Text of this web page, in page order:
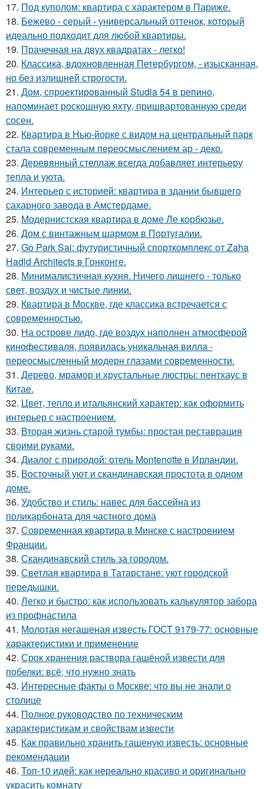
17. Под куполом: квартира с характером в Париже.
18. Бежево - серый - универсальный оттенок, который
идеально подходит для любой квартиры.
19. Прачечная на двух квадратах - легко!
20. Классика, вдохновленная Петербургом, - изысканная,
но без излишней строгости.
21. Дом, спроектированный Studia 54 в репино,
напоминает роскошную яхту, пришвартованную среди
сосен.
22. Квартира в Нью-йорке с видом на центральный парк
стала современным переосмыслением ар - деко.
23. Деревянный стеллаж всегда добавляет интерьеру
тепла и уюта.
24. Интерьер с историей: квартира в здании бывшего
сахарного завода в Амстердаме.
25. Модернистская квартира в доме Ле корбюзье.
26. Дом с винтажным шармом в Португалии.
27. Go Park Sai: футуристичный спорткомплекс от Zaha
Hadid Architects в Гонконге.
28. Минималистичная кухня. Ничего лишнего - только
свет, воздух и чистые линии.
29. Квартира в Москве, где классика встречается с
современностью.
30. На острове лидо, где воздух наполнен атмосферой
кинофестиваля, появилась уникальная вилла -
переосмысленный модерн глазами современности.
31. Дерево, мрамор и хрустальные люстры: пентхаус в
Китае.
32. Цвет, тепло и итальянский характер: как оформить
интерьер с настроением.
33. Вторая жизнь старой тумбы: простая реставрация
своими руками.
34. Диалог с природой: отель Montenotte в Ирландии.
35. Восточный уют и скандинавская простота в одном
доме.
36. Удобство и стиль: навес для бассейна из
поликарбоната для частного дома
37. Современная квартира в Минске с настроением
Франции.
38. Скандинавский стиль за городом.
39. Светлая квартира в Татарстане: уют городской
передышки.
40. Легко и быстро: как использовать калькулятор забора
из профнастила
41. Молотая негашеная известь ГОСТ 9179-77: основные
характеристики и применение
42. Срок хранения раствора гашёной извести для
побелки: всё, что нужно знать
43. Интересные факты о Москве: что вы не знали о
столице
44. Полное руководство по техническим
характеристикам и свойствам извести
45. Как правильно хранить гашеную известь: основные
рекомендации
46. Топ-10 идей: как нереально красиво и оригинально
украсить комнату